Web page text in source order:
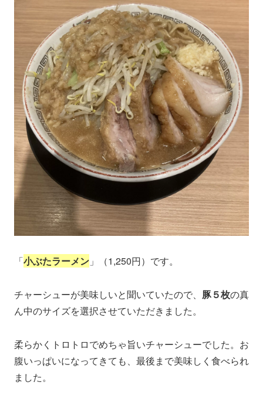
「小ぶたラーメン 」（1,250円）です。
チャーシューが美味しいと聞いていたので、 豚５枚の真
ん中のサイズを選択させていただきました。
柔らかくトロトロでめちゃ旨いチャーシューでした。お
腹いっぱいになってきても、最後まで美味しく食べられ
ました。